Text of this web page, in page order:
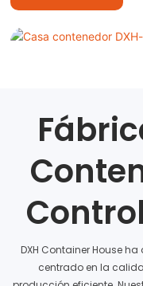
DXH Container House
centrado en la